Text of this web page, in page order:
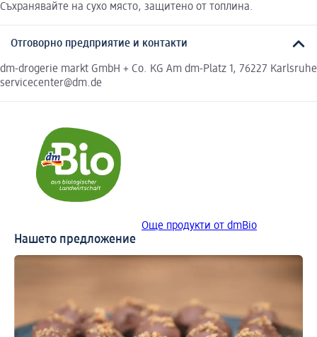
Съхранявайте на сухо място, защитено от топлина.
Отговорно предприятие и контакти
dm-drogerie markt GmbH + Co. KG Am dm-Platz 1, 76227 Karlsruhe
servicecenter@dm.de
Още продукти от dmBio
Нашето предложение